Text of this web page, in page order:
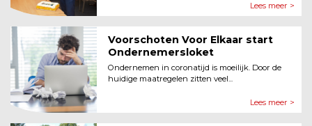
Lees meer >
Voorschoten Voor Elkaar start
Ondernemersloket
Ondernemen in coronatijd is moeilijk. Door de
huidige maatregelen zitten veel...
Lees meer >